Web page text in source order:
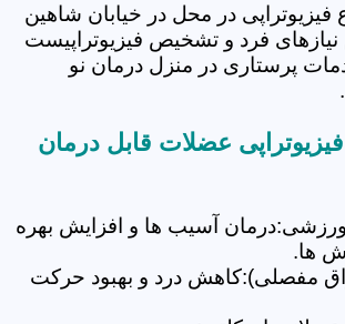
فیزیوتراپی در محل در خیابان شاهین
فرد و تشخیص فیزیوتراپیست
پرستاری در منزل درمان نو
فیزیوتراپی عضلات قابل درمان
آسیب ها و افزایش بهره
ها.
مفصلی):کاهش درد و بهبود حرکت